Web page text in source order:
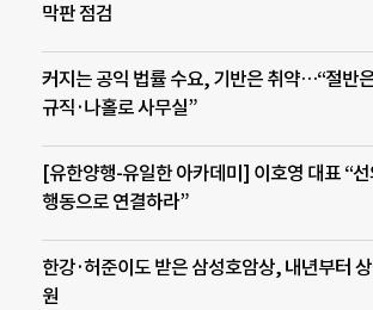
막판 점검
커지는 공익 법률 수요, 기반은 취약…“절반
규직·나홀로 사무실”
[유한양행-유일한 아카데미] 이호영 대표 “
행동으로 연결하라”
한강·허준이도 받은 삼성호암상, 내년부터
원